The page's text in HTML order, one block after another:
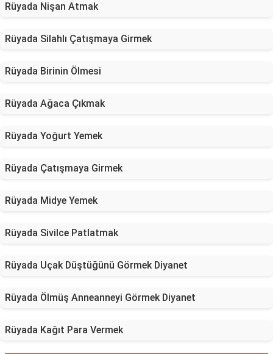
Rüyada Nişan Atmak
Rüyada Silahlı Çatışmaya Girmek
Rüyada Birinin Ölmesi
Rüyada Ağaca Çıkmak
Rüyada Yoğurt Yemek
Rüyada Çatışmaya Girmek
Rüyada Midye Yemek
Rüyada Sivilce Patlatmak
Rüyada Uçak Düştüğünü Görmek Diyanet
Rüyada Ölmüş Anneanneyi Görmek Diyanet
Rüyada Kağıt Para Vermek